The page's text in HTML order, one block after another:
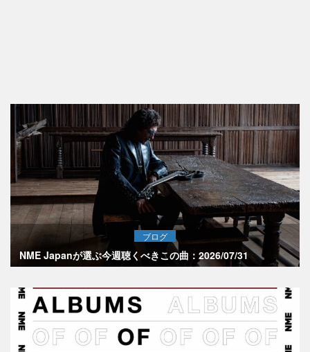
ブログ
NME Japanが選ぶ今週聴くべきこの曲：2026/07/31